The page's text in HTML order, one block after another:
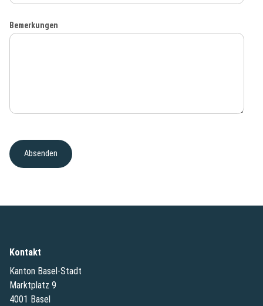
Bemerkungen
Kontakt
Kanton Basel-Stadt
Marktplatz 9
4001 Basel